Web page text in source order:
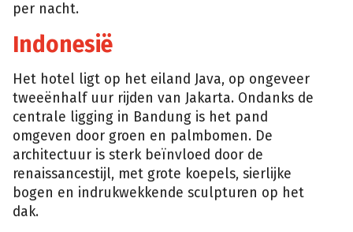
per nacht.
Indonesië
Het hotel ligt op het eiland Java, op ongeveer
tweeënhalf uur rijden van Jakarta. Ondanks de
centrale ligging in Bandung is het pand
omgeven door groen en palmbomen. De
architectuur is sterk beïnvloed door de
renaissancestijl, met grote koepels, sierlijke
bogen en indrukwekkende sculpturen op het
dak.